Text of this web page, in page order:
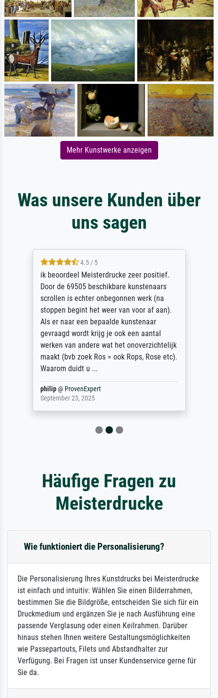
Mehr Kunstwerke anzeigen
Was unsere Kunden über
uns sagen
4.5 / 5
ik beoordeel Meisterdrucke zeer positief.
Door de 69505 beschikbare kunstenaars
scrollen is echter onbegonnen werk (na
stoppen begint het weer van voor af aan).
Als er naar een bepaalde kunstenaar
gevraagd wordt krijg je ook een aantal
werken van andere wat het onoverzichtelijk
maakt (bvb zoek Ros = ook Rops, Rose etc).
Waarom duidt u ...
philip@ ProvenExpert
September 23, 2025
Häufige Fragen zu
Meisterdrucke
Wie funktioniert die Personalisierung?
Die Personalisierung Ihres Kunstdrucks bei Meisterdrucke
ist einfach und intuitiv: Wählen Sie einen Bilderrahmen,
bestimmen Sie die Bildgröße, entscheiden Sie sich für ein
Druckmedium und ergänzen Sie je nach Ausführung eine
passende Verglasung oder einen Keilrahmen. Darüber
hinaus stehen Ihnen weitere Gestaltungsmöglichkeiten
wie Passepartouts, Filets und Abstandhalter zur
Verfügung. Bei Fragen ist unser Kundenservice gerne für
Sie da.